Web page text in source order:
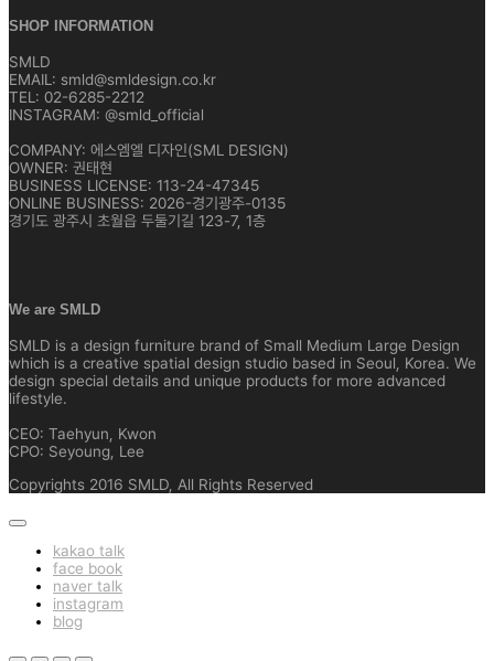
SHOP INFORMATION
SMLD
EMAIL: smld@smldesign.co.kr
TEL: 02-6285-2212
INSTAGRAM: @smld_official
COMPANY: 에스엠엘 디자인(SML DESIGN)
OWNER: 권태현
BUSINESS LICENSE: 113-24-47345
ONLINE BUSINESS: 2026-경기광주-0135
경기도 광주시 초월읍 두둘기길 123-7, 1층
We are SMLD
SMLD is a design furniture brand of Small Medium Large Design
which is a creative spatial design studio based in Seoul, Korea. We
design special details and unique products for more advanced
lifestyle.
CEO: Taehyun, Kwon
CPO: Seyoung, Lee
Copyrights 2016 SMLD, All Rights Reserved
kakao talk
face book
naver talk
instagram
blog